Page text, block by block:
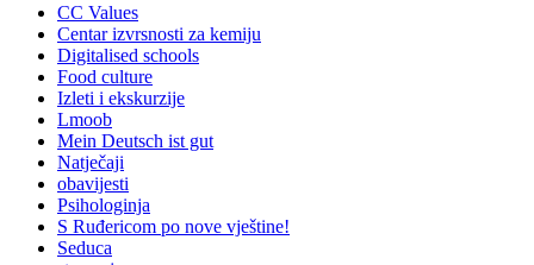
CC Values
Centar izvrsnosti za kemiju
Digitalised schools
Food culture
Izleti i ekskurzije
Lmoob
Mein Deutsch ist gut
Natječaji
obavijesti
Psihologinja
S Ruđericom po nove vještine!
Seduca